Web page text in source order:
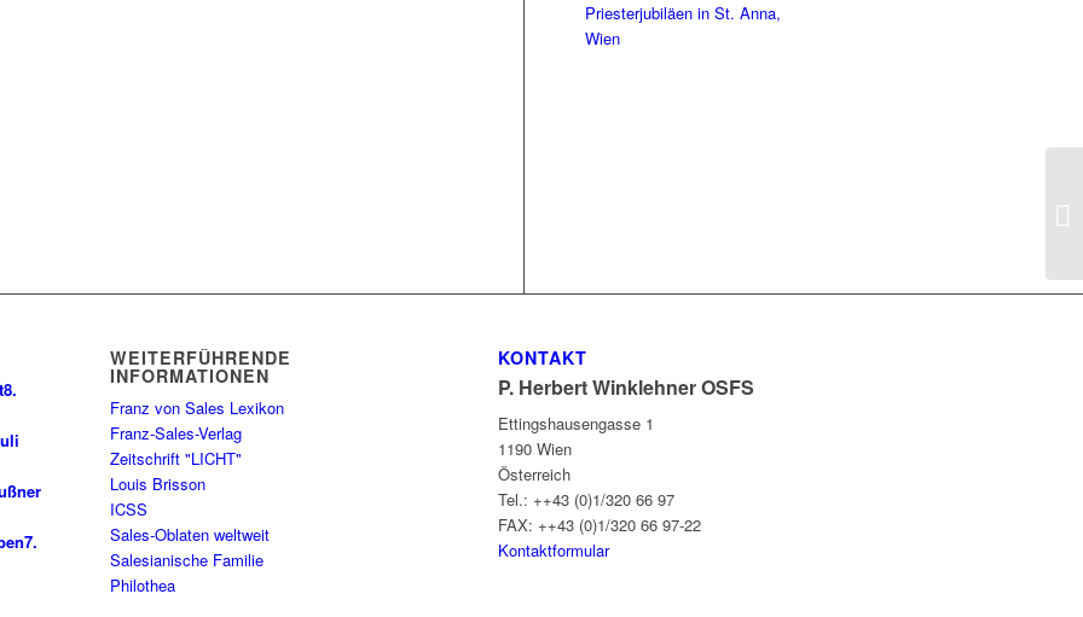
Priesterjubiläen in St. Anna,
Wien
8.
7.
WEITERFÜHRENDE
INFORMATIONEN
Franz von Sales Lexikon
Franz-Sales-Verlag
Zeitschrift "LICHT"
Louis Brisson
ICSS
Sales-Oblaten weltweit
Salesianische Familie
Philothea
KONTAKT
P. Herbert Winklehner OSFS
Ettingshausengasse 1
1190 Wien
Österreich
Tel.: ++43 (0)1/320 66 97
FAX: ++43 (0)1/320 66 97-22
Kontaktformular